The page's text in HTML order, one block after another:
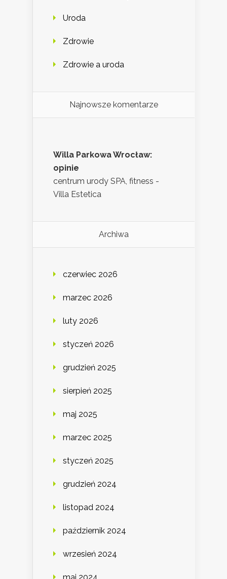
Uroda
Zdrowie
Zdrowie a uroda
Najnowsze komentarze
Willa Parkowa Wrocław:
opinie
centrum urody SPA, fitness -
Villa Estetica
Archiwa
czerwiec 2026
marzec 2026
luty 2026
styczeń 2026
grudzień 2025
sierpień 2025
maj 2025
marzec 2025
styczeń 2025
grudzień 2024
listopad 2024
październik 2024
wrzesień 2024
maj 2024